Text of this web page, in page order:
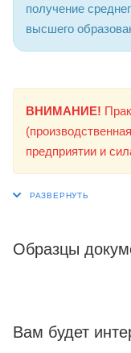
получение
высшего
ВНИМАНИЕ!
предприятии и
Образцы
Вам будет